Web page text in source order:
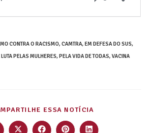
CONTRA O RACISMO, CAMTRA, EM DEFESA DO SUS,
PELAS MULHERES, PELA VIDA DE TODAS, VACINA
ESSA NOTÍCIA